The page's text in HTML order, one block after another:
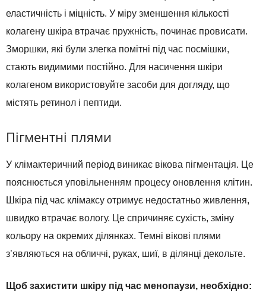
еластичність і міцність. У міру зменшення кількості
колагену шкіра втрачає пружність, починає провисати.
Зморшки, які були злегка помітні під час посмішки,
стають видимими постійно. Для насичення шкіри
колагеном використовуйте засоби для догляду, що
містять ретинол і пептиди.
Пігментні плями
У клімактеричний період виникає вікова пігментація. Це
пояснюється уповільненням процесу оновлення клітин.
Шкіра під час клімаксу отримує недостатньо живлення,
швидко втрачає вологу. Це спричиняє сухість, зміну
кольору на окремих ділянках. Темні вікові плями
з’являються на обличчі, руках, шиї, в ділянці декольте.
Щоб захистити шкіру під час менопаузи, необхідно: